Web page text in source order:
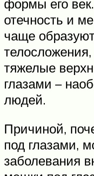
формы его
отечность и
чаще
тяжелые
глазами –
людей.
Причиной,
под глазами,
заболевания